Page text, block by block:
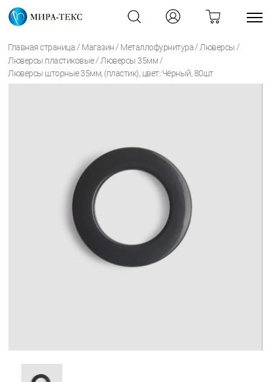
Главная страница / Магазин / Металлофурнитура / Люверсы /
Люверсы пластиковые / Люверсы 35мм /
Люверсы шторные 35мм, (пластик), цвет: Чёрный, 80шт